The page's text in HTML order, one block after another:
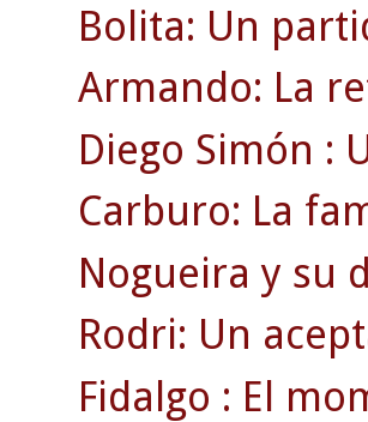
Bolita: Un
Armando: La
Diego Simón :
Carburo: La
Nogueira y su
Rodri: Un
Fidalgo : El